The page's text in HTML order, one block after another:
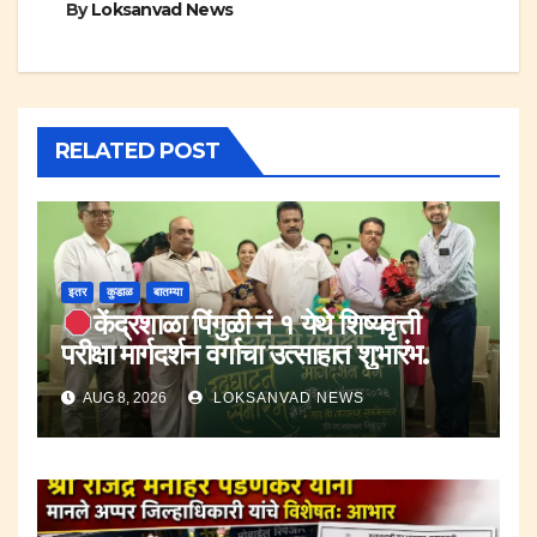
ByLoksanvad News
RELATED POST
इतर कुडाळ बातम्या
केंद्रशाळा पिंगुळी नं १ येथे शिष्यवृत्ती
परीक्षा मार्गदर्शन वर्गाचा उत्साहात शुभारंभ.
AUG 8, 2026 LOKSANVAD NEWS